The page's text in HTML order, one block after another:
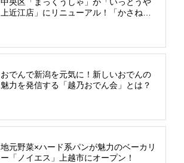
上近江店」にリニューアル！「かさね
おでんで新潟を元気に！新しいおでんの
魅力を発信する「越乃おでん会」とは？
地元野菜×ハード系パンが魅力のベーカリ
ー「ノイエス」上越市にオープン！